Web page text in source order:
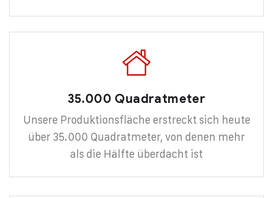
35.000 Quadratmeter
Unsere Produktionsfläche erstreckt sich heute
über 35.000 Quadratmeter, von denen mehr
als die Hälfte überdacht ist